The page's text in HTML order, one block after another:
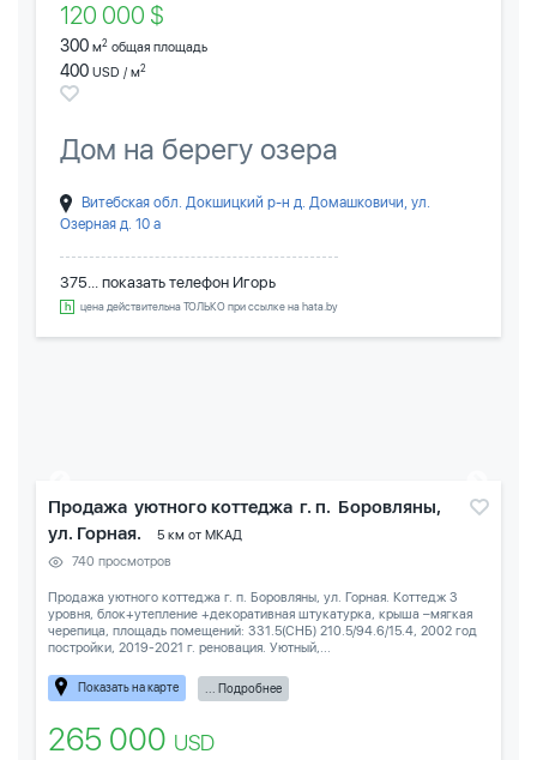
120 000 $
300 м2 общая площадь
400 USD / м2
Дом на берегу озера
Витебская обл. Докшицкий р-н д. Домашковичи, ул.
Озерная д. 10 а
375... показать телефон Игорь
цена действительна ТОЛЬКО при ссылке на hata.by
Продажа уютного коттеджа г. п. Боровляны,
ул. Горная.
5 км от МКАД
740 просмотров
Продажа уютного коттеджа г. п. Боровляны, ул. Горная. Коттедж 3
уровня, блок+утепление +декоративная штукатурка, крыша –мягкая
черепица, площадь помещений: 331.5(СНБ) 210.5/94.6/15.4, 2002 год
постройки, 2019-2021 г. реновация. Уютный,...
Показать на карте ... Подробнее
265 000 USD